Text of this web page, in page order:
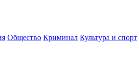
Общество Криминал Культура и спорт